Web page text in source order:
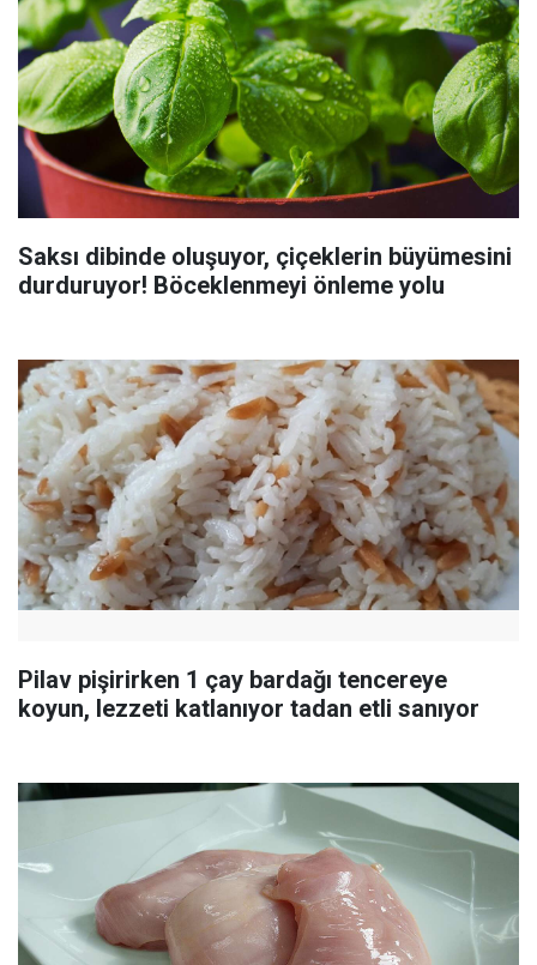
Saksı dibinde oluşuyor, çiçeklerin büyümesini
durduruyor! Böceklenmeyi önleme yolu
Pilav pişirirken 1 çay bardağı tencereye
koyun, lezzeti katlanıyor tadan etli sanıyor